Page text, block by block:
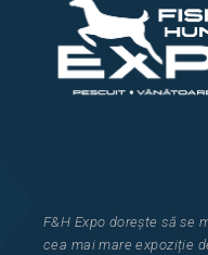
F&H Expo dorește să se
cea mai mare expoziție